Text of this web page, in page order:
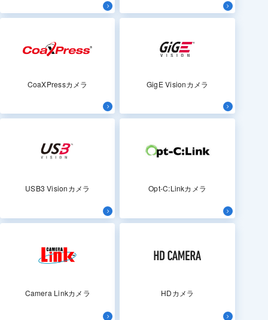
CoaXPressカメラ GigE Visionカメラ
USB3 Visionカメラ Opt-C:Linkカメラ
Camera Linkカメラ HDカメラ